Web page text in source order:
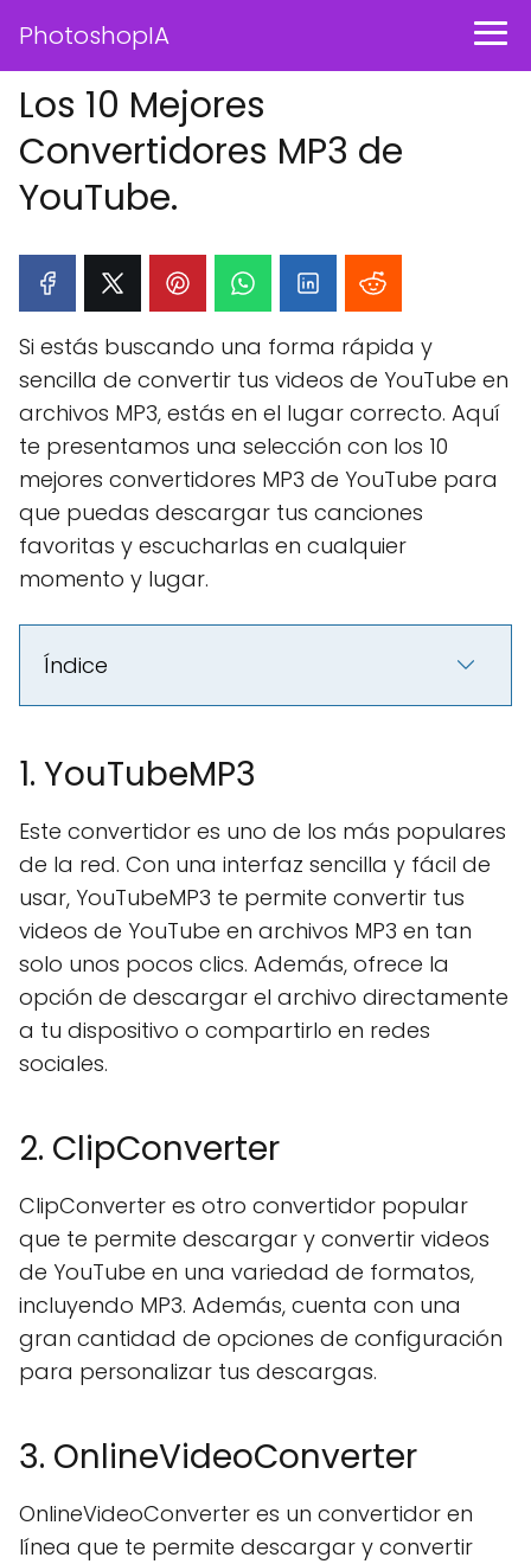
PhotoshopIA
Los 10 Mejores
Convertidores MP3 de
YouTube.
Si estás buscando una forma rápida y
sencilla de convertir tus videos de YouTube en
archivos MP3, estás en el lugar correcto. Aquí
te presentamos una selección con los 10
mejores convertidores MP3 de YouTube para
que puedas descargar tus canciones
favoritas y escucharlas en cualquier
momento y lugar.
Índice
1. YouTubeMP3
Este convertidor es uno de los más populares
de la red. Con una interfaz sencilla y fácil de
usar, YouTubeMP3 te permite convertir tus
videos de YouTube en archivos MP3 en tan
solo unos pocos clics. Además, ofrece la
opción de descargar el archivo directamente
a tu dispositivo o compartirlo en redes
sociales.
2. ClipConverter
ClipConverter es otro convertidor popular
que te permite descargar y convertir videos
de YouTube en una variedad de formatos,
incluyendo MP3. Además, cuenta con una
gran cantidad de opciones de configuración
para personalizar tus descargas.
3. OnlineVideoConverter
OnlineVideoConverter es un convertidor en
línea que te permite descargar y convertir